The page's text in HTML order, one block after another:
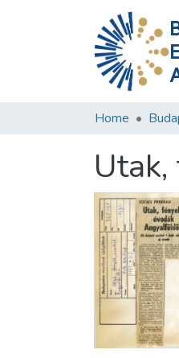
Home